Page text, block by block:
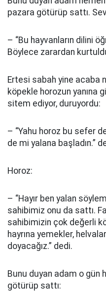
pazara götürüp sattı.
– “Bu hayvanların dilini
Böylece zarardan
Ertesi sabah yine acaba
köpekle horozun yanına
sitem ediyor, duruyordu:
– “Yahu horoz bu sefer
de mi yalana başladın.”
Horoz:
– “Hayır ben yalan
sahibimiz onu da sattı.
sahibimizin çok değerli
hayrına yemekler,
doyacağız.” dedi.
Bunu duyan adam o gün
götürüp sattı: